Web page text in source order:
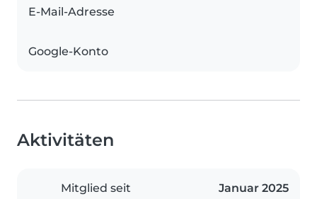
E-Mail-Adresse
Google-Konto
Aktivitäten
Mitglied seit Januar 2025